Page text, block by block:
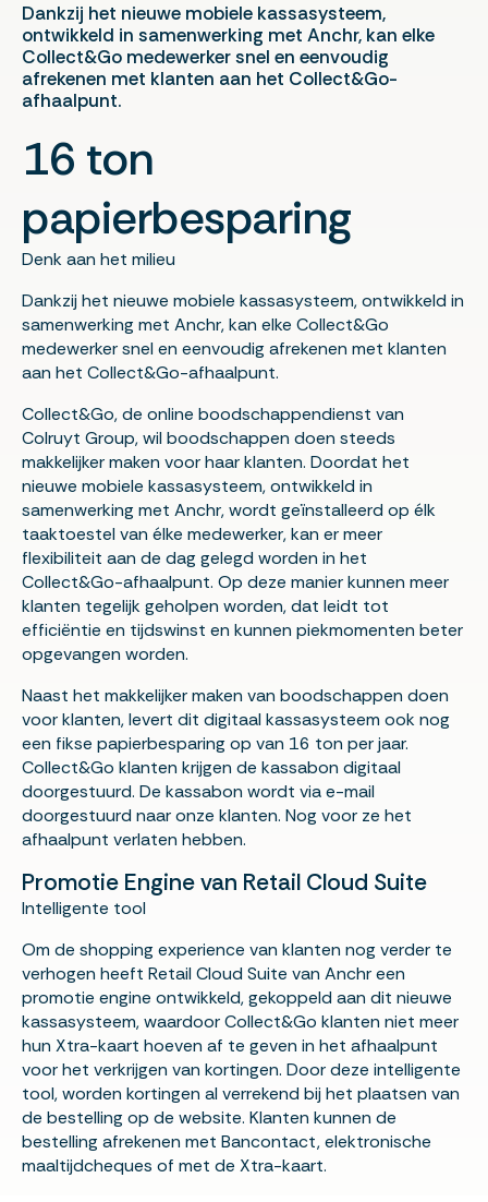
Dankzij het nieuwe mobiele kassasysteem,
ontwikkeld in samenwerking met Anchr, kan elke
Collect&Go medewerker snel en eenvoudig
afrekenen met klanten aan het Collect&Go-
afhaalpunt.
16 ton
papierbesparing
Denk aan het milieu
Dankzij het nieuwe mobiele kassasysteem, ontwikkeld in
samenwerking met Anchr, kan elke Collect&Go
medewerker snel en eenvoudig afrekenen met klanten
aan het Collect&Go-afhaalpunt.
Collect&Go, de online boodschappendienst van
Colruyt Group, wil boodschappen doen steeds
makkelijker maken voor haar klanten. Doordat het
nieuwe mobiele kassasysteem, ontwikkeld in
samenwerking met Anchr, wordt geïnstalleerd op élk
taaktoestel van élke medewerker, kan er meer
flexibiliteit aan de dag gelegd worden in het
Collect&Go-afhaalpunt. Op deze manier kunnen meer
klanten tegelijk geholpen worden, dat leidt tot
efficiëntie en tijdswinst en kunnen piekmomenten beter
opgevangen worden.
Naast het makkelijker maken van boodschappen doen
voor klanten, levert dit digitaal kassasysteem ook nog
een fikse papierbesparing op van 16 ton per jaar.
Collect&Go klanten krijgen de kassabon digitaal
doorgestuurd. De kassabon wordt via e-mail
doorgestuurd naar onze klanten. Nog voor ze het
afhaalpunt verlaten hebben.
Promotie Engine van Retail Cloud Suite
Intelligente tool
Om de shopping experience van klanten nog verder te
verhogen heeft Retail Cloud Suite van Anchr een
promotie engine ontwikkeld, gekoppeld aan dit nieuwe
kassasysteem, waardoor Collect&Go klanten niet meer
hun Xtra-kaart hoeven af te geven in het afhaalpunt
voor het verkrijgen van kortingen. Door deze intelligente
tool, worden kortingen al verrekend bij het plaatsen van
de bestelling op de website. Klanten kunnen de
bestelling afrekenen met Bancontact, elektronische
maaltijdcheques of met de Xtra-kaart.